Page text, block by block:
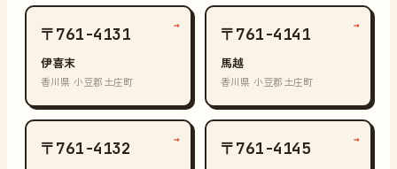
〒761-4131
伊喜末
香川県 小豆郡土庄町
→ 〒761-4141
馬越
香川県 小豆郡土庄町
→
〒761-4132 → 〒761-4145 →